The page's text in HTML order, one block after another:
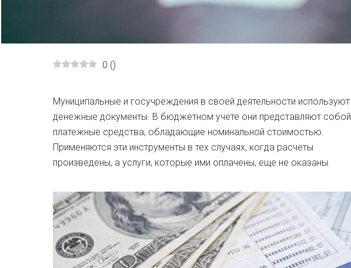
0 ()
Муниципальные и госучреждения в своей деятельности используют
денежные документы. В бюджетном учете они представляют собой
платежные средства, обладающие номинальной стоимостью.
Применяются эти инструменты в тех случаях, когда расчеты
произведены, а услуги, которые ими оплачены, еще не оказаны.